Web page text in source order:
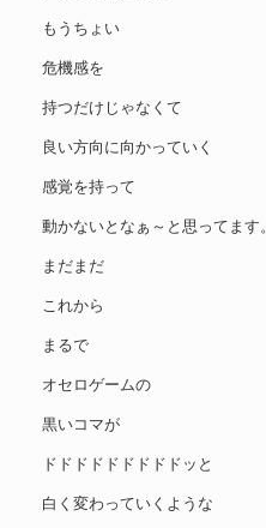
もうちょい
危機感を
持つだけじゃなくて
良い方向に向かっていく
感覚を持って
動かないとなぁ～と思ってます。
まだまだ
これから
まるで
オセロゲームの
黒いコマが
ドドドドドドドドドッと
白く変わっていくような